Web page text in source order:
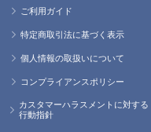
ご利用ガイド
特定商取引法に基づく表示
個人情報の取扱いについて
コンプライアンスポリシー
カスタマーハラスメントに対する
行動指針